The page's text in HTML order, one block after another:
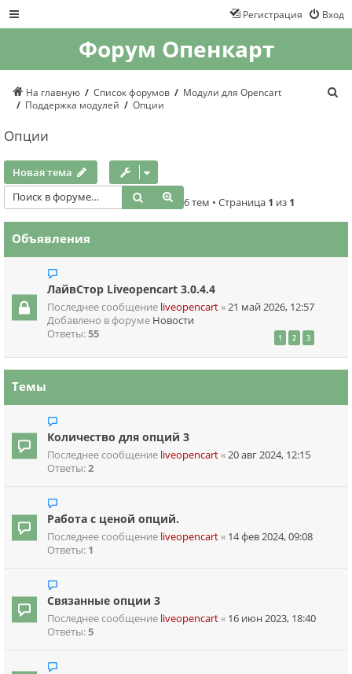
Вход
Регистрация
Форум Опенкарт
На главную Список форумов
Модули для Opencart
Поддержка модулей
Опции
Опции
Новая тема
Поиск
Расширенный поиск
6 тем • Страница 1 из 1
Объявления
ЛайвСтор Liveopencart 3.0.4.4
Последнее сообщение liveopencart«21 май 2026, 12:57
Добавлено в форуме Новости
Ответы:55 1 2 3
Темы
Количество для опций 3
Последнее сообщение liveopencart«20 авг 2024, 12:15
Ответы:2
Работа с ценой опций.
Последнее сообщение liveopencart« 14 фев 2024, 09:08
Ответы: 1
Связанные опции 3
Последнее сообщение liveopencart« 16 июн 2023, 18:40
Ответы:5